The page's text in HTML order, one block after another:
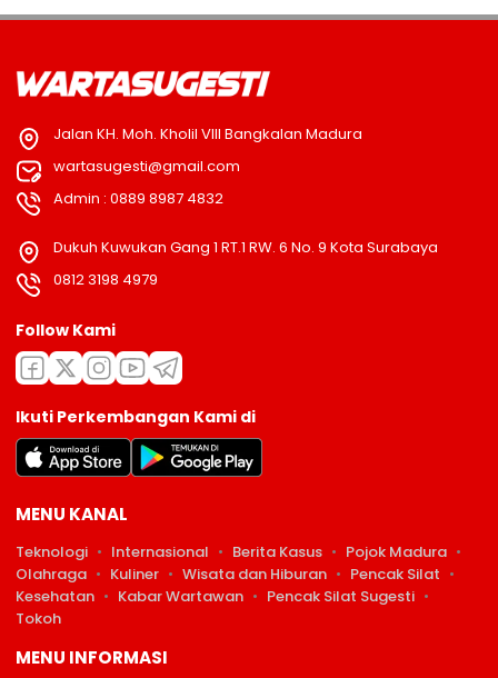
Jalan KH. Moh. Kholil VIII Bangkalan Madura
wartasugesti@gmail.com
Admin : 0889 8987 4832
Dukuh Kuwukan Gang 1 RT.1 RW. 6 No. 9 Kota Surabaya
0812 3198 4979
Follow Kami
Ikuti Perkembangan Kami di
MENU KANAL
Teknologi Internasional Berita Kasus
Pojok Madura
Olahraga
Kuliner Wisata dan Hiburan
Pencak Silat
Kesehatan
Kabar Wartawan
Pencak Silat Sugesti
Tokoh
MENU INFORMASI